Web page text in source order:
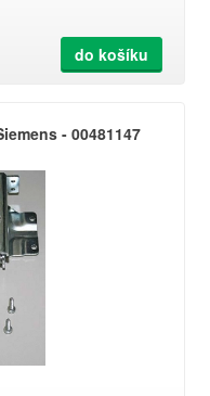
do košíku
- 00481147